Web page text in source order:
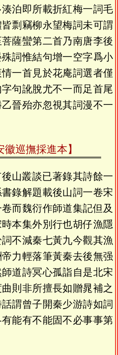
泊即所載折紅梅一詞毛
剽竊柳永望梅詞未可謂
薩蠻第二首乃南唐李後
詞惟結句增一空字爲小
一首見於花庵詞選者僅
句訛脫尤不一而足首尾
晉殆亦忽視其詞漫不一
徽巡撫採進本】
山叢談已著錄其詩餘一
錄解題載後山詞一卷宋
而魏衍作師道集記但及
本集外別行也胡仔漁隱
不減秦七黃九今觀其漁
力輕落筆黃秦去後無强
道詩冥心孤詣自是北宋
則非所擅長如贈晁補之
謂曾子開秦少游詩如詞
能有不能固不必事事第